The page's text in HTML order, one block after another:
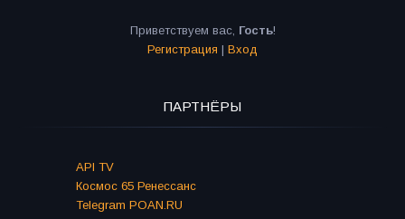
Приветствуем вас, Гость!
Регистрация | Вход
ПАРТНЁРЫ
API TV
Космос 65 Ренессанс
Telegram POAN.RU